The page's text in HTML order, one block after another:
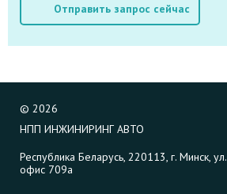
Отправить запрос сейчас
© 2026
НПП ИНЖИНИРИНГ АВТО
Республика Беларусь, 220113, г. Минск,
офис 709а